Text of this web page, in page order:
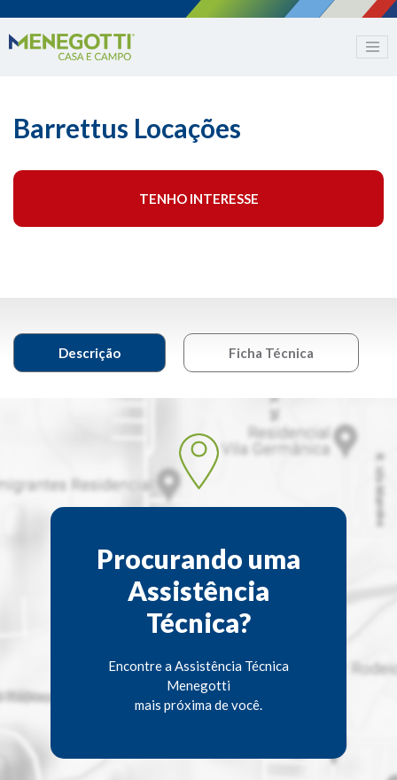
Barrettus Locações
TENHO INTERESSE
Descrição Ficha Técnica
Procurando uma
Assistência
Técnica?
Encontre a Assistência Técnica
Menegotti
mais próxima de você.